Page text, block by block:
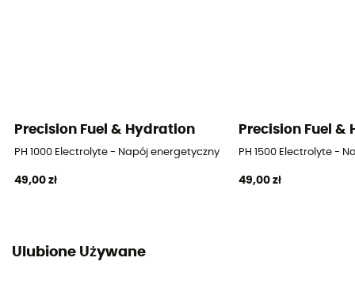
Precision Fuel & Hydration
PH 1000 Electrolyte - Napój energetyczny
49,00 zł
Precision Fuel &
PH 1500 Electrolyte -
49,00 zł
Ulubione Używane